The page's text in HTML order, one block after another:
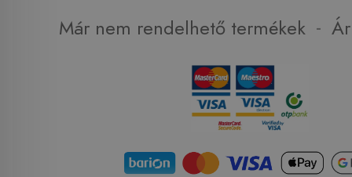
Már nem rendelhető termékek -